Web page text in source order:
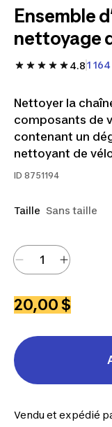
Ensemble
nettoyage
4.81
Nettoyer la
composants de
contenant un
nettoyant de
ID 8751194
Taille Sans taille
20,00 $
Vendu et expédié